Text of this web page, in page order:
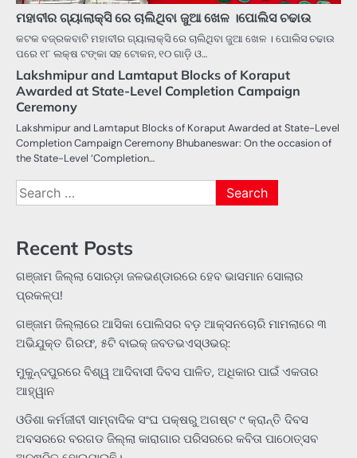
ମହାବୀର ଗ୍ୟାଲାକ୍ସି ରେ ଚାଲିଥିବା ଜୁଆ ଖେଳ ।ପୋଲିସ ଚଢାଉ
କଟକ ବଜ୍ରକବାଟି ମହାବୀର ଗ୍ୟାଲାକ୍ସି ରେ ଚାଲିଥିବା ଜୁଆ ଖେଳ । ପୋଲିସ ଚଢାଉ
ପରେ ୧୮ ଲକ୍ଷ ଟଙ୍କା ସହ ଟୋକନ, ୧୦ ଗାଡ଼ି ଓ…
Lakshmipur and Lamtaput Blocks of Koraput
Awarded at State-Level Completion Campaign
Ceremony
Lakshmipur and Lamtaput Blocks of Koraput Awarded at State-Level
Completion Campaign Ceremony Bhubaneswar: On the occasion of
the State-Level ‘Completion…
Search
for:
Recent Posts
ଗଞ୍ଜାମ ଜିଲ୍ଲା ସୋରଡ଼ା ଜଳଭଣ୍ଡାରରେ ହେବ ଭାସମାନ ସୋଲାର
ପ୍ରକଳ୍ପ!
ଗଞ୍ଜାମ ଜିଲ୍ଲାରେ ଆସିକା ପୋଲିସର ବଡ଼ ଆକ୍ସନଚୋରି ମାମଲାରେ ୩
ଅଭିଯୁକ୍ତ ଗିରଫ, ୫ଟି ବାଇକ୍ ଜବତଭଏସ୍‌ଓଭର୍:
ମୁକୁନ୍ଦପୁରରେ ବିଶ୍ୱ ଆଦିବାସୀ ଦିବସ ପାଳିତ, ଅଧିକାର ପାଇଁ ଏକତାର
ଆହ୍ୱାନ
ଓଡିଶା କର୍ମଜୀବୀ ସାମ୍ବାଦିକ ସଂଘ ପକ୍ଷରୁ ଅଗଷ୍ଟ ୯ କ୍ରାନ୍ତି ଦିବସ
ଅବସରରେ ବରଗଡ ଜିଲ୍ଲା କାରାଗାର ପରିସରରେ କବିତା ପାଠୋତ୍ସବ